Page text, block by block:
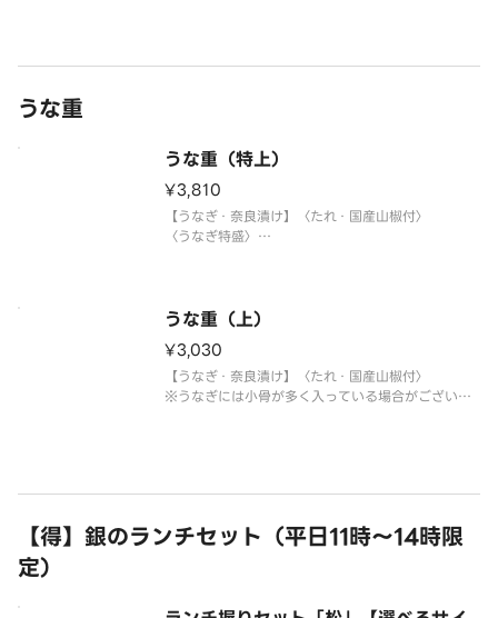
うな重
うな重（特上）
¥3,810
【うなぎ・奈良漬け】〈たれ・国産山椒付〉
〈うなぎ特盛〉
うな重（上）
¥3,030
【うなぎ・奈良漬け】〈たれ・国産山椒付〉
※うなぎには小骨が多く入っている場合がございま
【得】銀のランチセット（平日11時～14時限
定）